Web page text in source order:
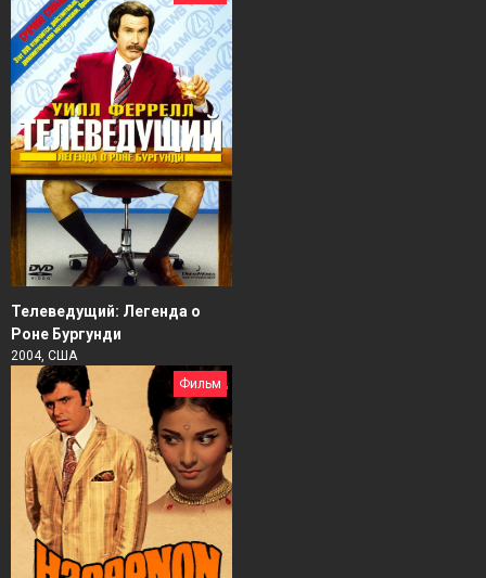
Телеведущий: Легенда о
Роне Бургунди
2004, США
Фильм